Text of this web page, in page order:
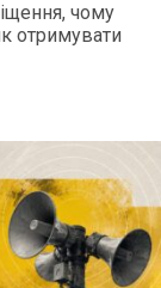
чому
отримувати